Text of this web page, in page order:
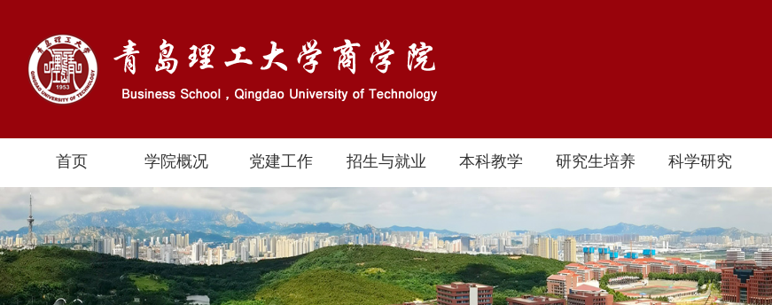
首页 学院概况 党建工作 招生与就业 本科教学 研究生培养 科学研究